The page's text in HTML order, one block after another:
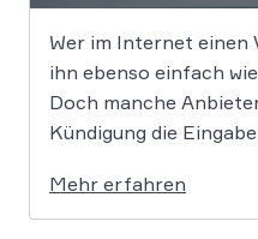
Wer im Internet einen
ihn ebenso einfach
Doch manche
Kündigung die
Bundesgerichtshof
Grundsatzverfahren,
Mehr erfahren